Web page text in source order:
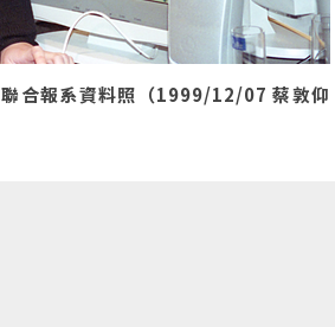
合報系資料照（1999/12/07 蔡敦仰